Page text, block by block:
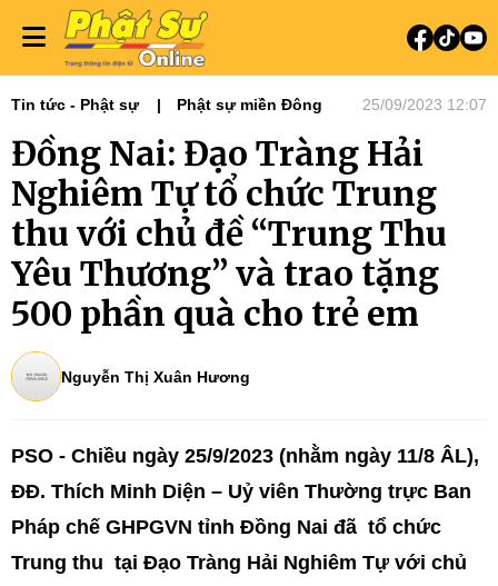
Tin tức - Phật sự Phật sự miền Đông 25/09/2023 12:07
Đồng Nai: Đạo Tràng Hải
Nghiêm Tự tổ chức Trung
thu với chủ đề “Trung Thu
Yêu Thương” và trao tặng
500 phần quà cho trẻ em
Nguyễn Thị Xuân Hương
PSO - Chiều ngày 25/9/2023 (nhằm ngày 11/8 ÂL),
ĐĐ. Thích Minh Diện – Uỷ viên Thường trực Ban
Pháp chế GHPGVN tỉnh Đồng Nai đã tổ chức
Trung thu tại Đạo Tràng Hải Nghiêm Tự với chủ